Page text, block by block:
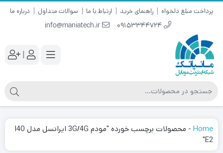
پرداخت مبلغ دلخواه راهنمای خرید ارتباط با ما سوالات متداول درباره ما
09153344724
info@maniatech.ir
|
Home
-
محصولات برچسب خورده "مودم 3G/4G ایرانسل مدل I40
E2"